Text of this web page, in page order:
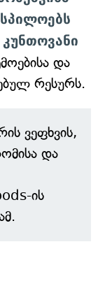
და
რესურს.
ვეფხვის,
და
ის